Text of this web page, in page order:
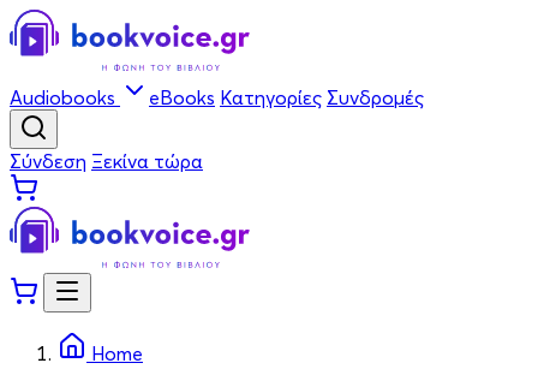
Audiobooks eBooks Κατηγορίες Συνδρομές
Σύνδεση Ξεκίνα τώρα
Home